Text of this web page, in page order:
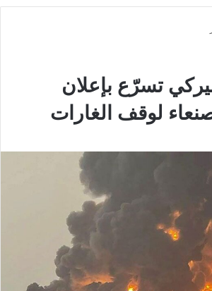
تسرّع بإعلان
صنعاء لوقف الغارات